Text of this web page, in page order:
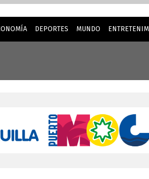
visita nuestro sitio web. Al
DEPORTES MUNDO